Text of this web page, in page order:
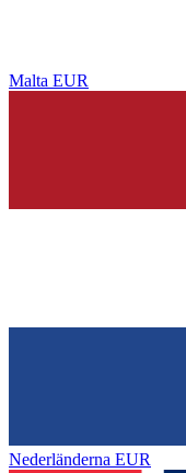
Malta EUR
Nederländerna EUR